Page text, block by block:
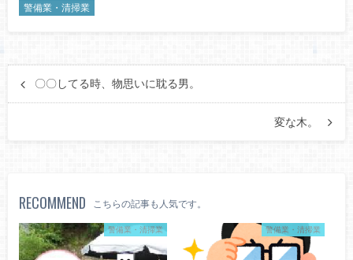
警備業・清掃業
〇〇してる時、物思いに耽る男。
変な木。
RECOMMEND こちらの記事も人気です。
警備業・清掃業 警備業・清掃業